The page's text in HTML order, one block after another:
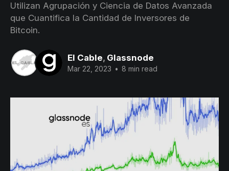
Utilizan Agrupación y Ciencia de Datos Avanzada
que Cuantifica la Cantidad de Inversores de
Bitcoin.
El Cable, Glassnode
Mar 22, 2023 • 8 min read